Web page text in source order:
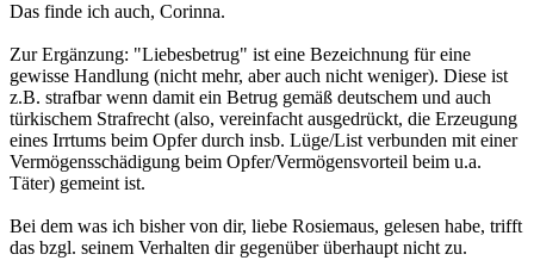
Das finde ich auch, Corinna.
Zur Ergänzung: "Liebesbetrug" ist eine Bezeichnung für eine
gewisse Handlung (nicht mehr, aber auch nicht weniger). Diese ist
z.B. strafbar wenn damit ein Betrug gemäß deutschem und auch
türkischem Strafrecht (also, vereinfacht ausgedrückt, die Erzeugung
eines Irrtums beim Opfer durch insb. Lüge/List verbunden mit einer
Vermögensschädigung beim Opfer/Vermögensvorteil beim u.a.
Täter) gemeint ist.
Bei dem was ich bisher von dir, liebe Rosiemaus, gelesen habe, trifft
das bzgl. seinem Verhalten dir gegenüber überhaupt nicht zu.